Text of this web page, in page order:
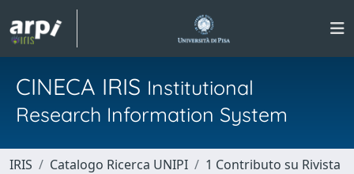
CINECA IRIS Institutional
Research Information System
IRIS Catalogo Ricerca UNIPI
1 Contributo su Rivista